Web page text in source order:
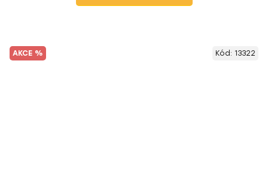
AKCE % Kód: 13322